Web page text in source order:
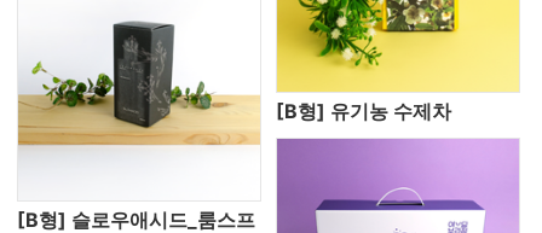
[B형] 슬로우애시드_룸스프
[B형] 유기농 수제차